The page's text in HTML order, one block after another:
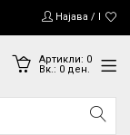
Најава /
Артикли: 0
Вк.: 0ден.